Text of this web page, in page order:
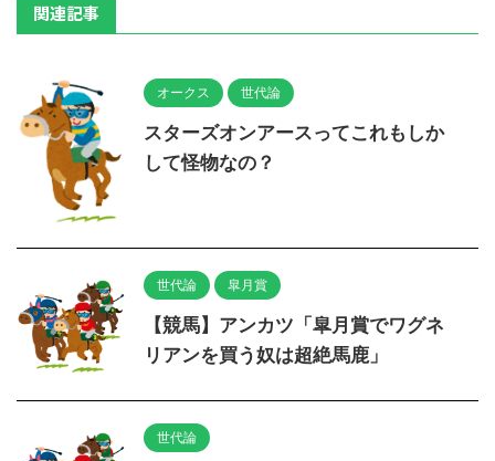
関連記事
オークス 世代論
スターズオンアースってこれもしか
して怪物なの？
世代論 皐月賞
【競馬】アンカツ「皐月賞でワグネ
リアンを買う奴は超絶馬鹿」
世代論